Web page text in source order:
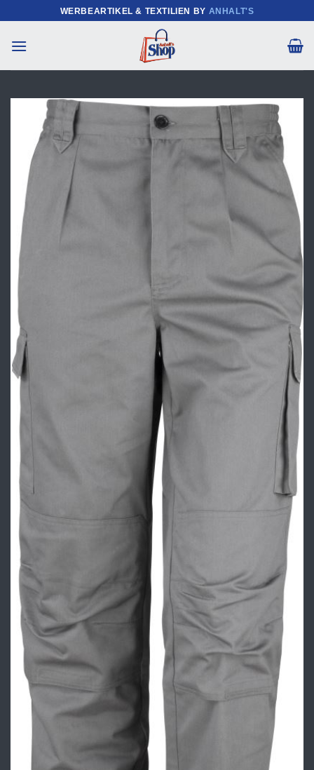
Inhalt
springen
WERBEARTIKEL & TEXTILIEN BY ANHALT'S